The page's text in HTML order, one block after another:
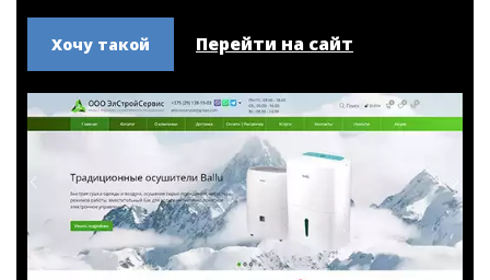
- Интернет-магазин на готовом решении E-Shop
- Тематический дизайн
- Наполнение сайта
- Обучение работе с панелью администратора
Хочу такой Перейти на сайт